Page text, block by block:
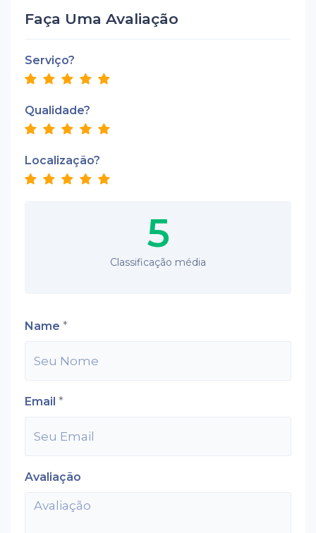
Faça Uma Avaliação
Serviço?
Qualidade?
Localização?
5
Classificação média
Name *
Email *
Avaliação